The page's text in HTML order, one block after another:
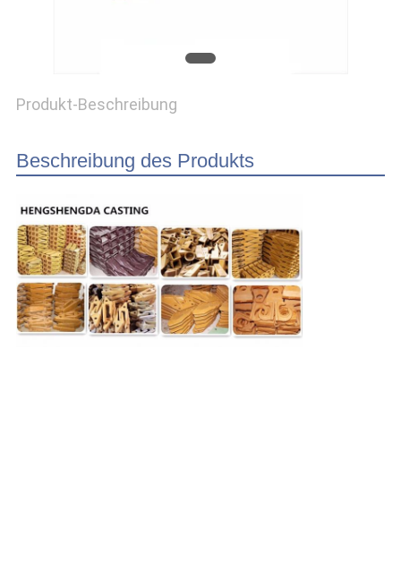
PRIVACY
Produkt-Beschreibung
Beschreibung des Produkts